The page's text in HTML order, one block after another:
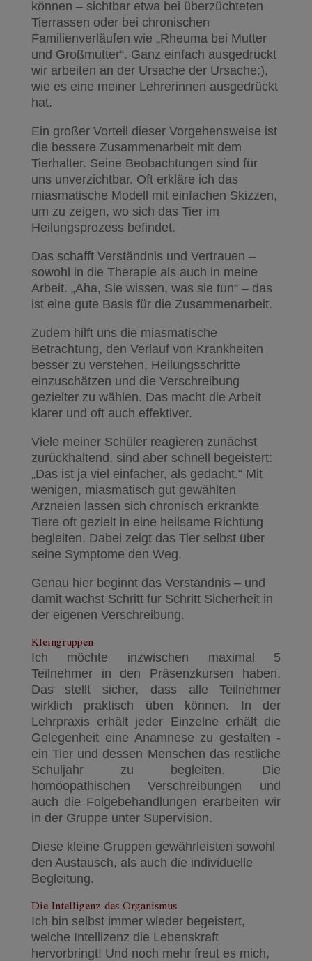
können – sichtbar etwa bei überzüchteten
Tierrassen oder bei chronischen
Familienverläufen wie „Rheuma bei Mutter
und Großmutter“. Ganz einfach ausgedrückt
wir arbeiten an der Ursache der Ursache:),
wie es eine meiner Lehrerinnen ausgedrückt
hat.
Ein großer Vorteil dieser Vorgehensweise ist
die bessere Zusammenarbeit mit dem
Tierhalter. Seine Beobachtungen sind für
uns unverzichtbar. Oft erkläre ich das
miasmatische Modell mit einfachen Skizzen,
um zu zeigen, wo sich das Tier im
Heilungsprozess befindet.
Das schafft Verständnis und Vertrauen –
sowohl in die Therapie als auch in meine
Arbeit. „Aha, Sie wissen, was sie tun“ – das
ist eine gute Basis für die Zusammenarbeit.
Zudem hilft uns die miasmatische
Betrachtung, den Verlauf von Krankheiten
besser zu verstehen, Heilungsschritte
einzuschätzen und die Verschreibung
gezielter zu wählen. Das macht die Arbeit
klarer und oft auch effektiver.
Viele meiner Schüler reagieren zunächst
zurückhaltend, sind aber schnell begeistert:
„Das ist ja viel einfacher, als gedacht.“ Mit
wenigen, miasmatisch gut gewählten
Arzneien lassen sich chronisch erkrankte
Tiere oft gezielt in eine heilsame Richtung
begleiten. Dabei zeigt das Tier selbst über
seine Symptome den Weg.
Genau hier beginnt das Verständnis – und
damit wächst Schritt für Schritt Sicherheit in
der eigenen Verschreibung.
Kleingruppen
Ich möchte inzwischen maximal 5
Teilnehmer in den Präsenzkursen haben.
Das stellt sicher, dass alle Teilnehmer
wirklich praktisch üben können. In der
Lehrpraxis erhält jeder Einzelne erhält die
Gelegenheit eine Anamnese zu gestalten -
ein Tier und dessen Menschen das restliche
Schuljahr zu begleiten. Die
homöopathischen Verschreibungen und
auch die Folgebehandlungen erarbeiten wir
in der Gruppe unter Supervision.
Diese kleine Gruppen gewährleisten sowohl
den Austausch, als auch die individuelle
Begleitung.
Die Intelligenz des Organismus
Ich bin selbst immer wieder begeistert,
welche Intellizenz die Lebenskraft
hervorbringt! Und noch mehr freut es mich,